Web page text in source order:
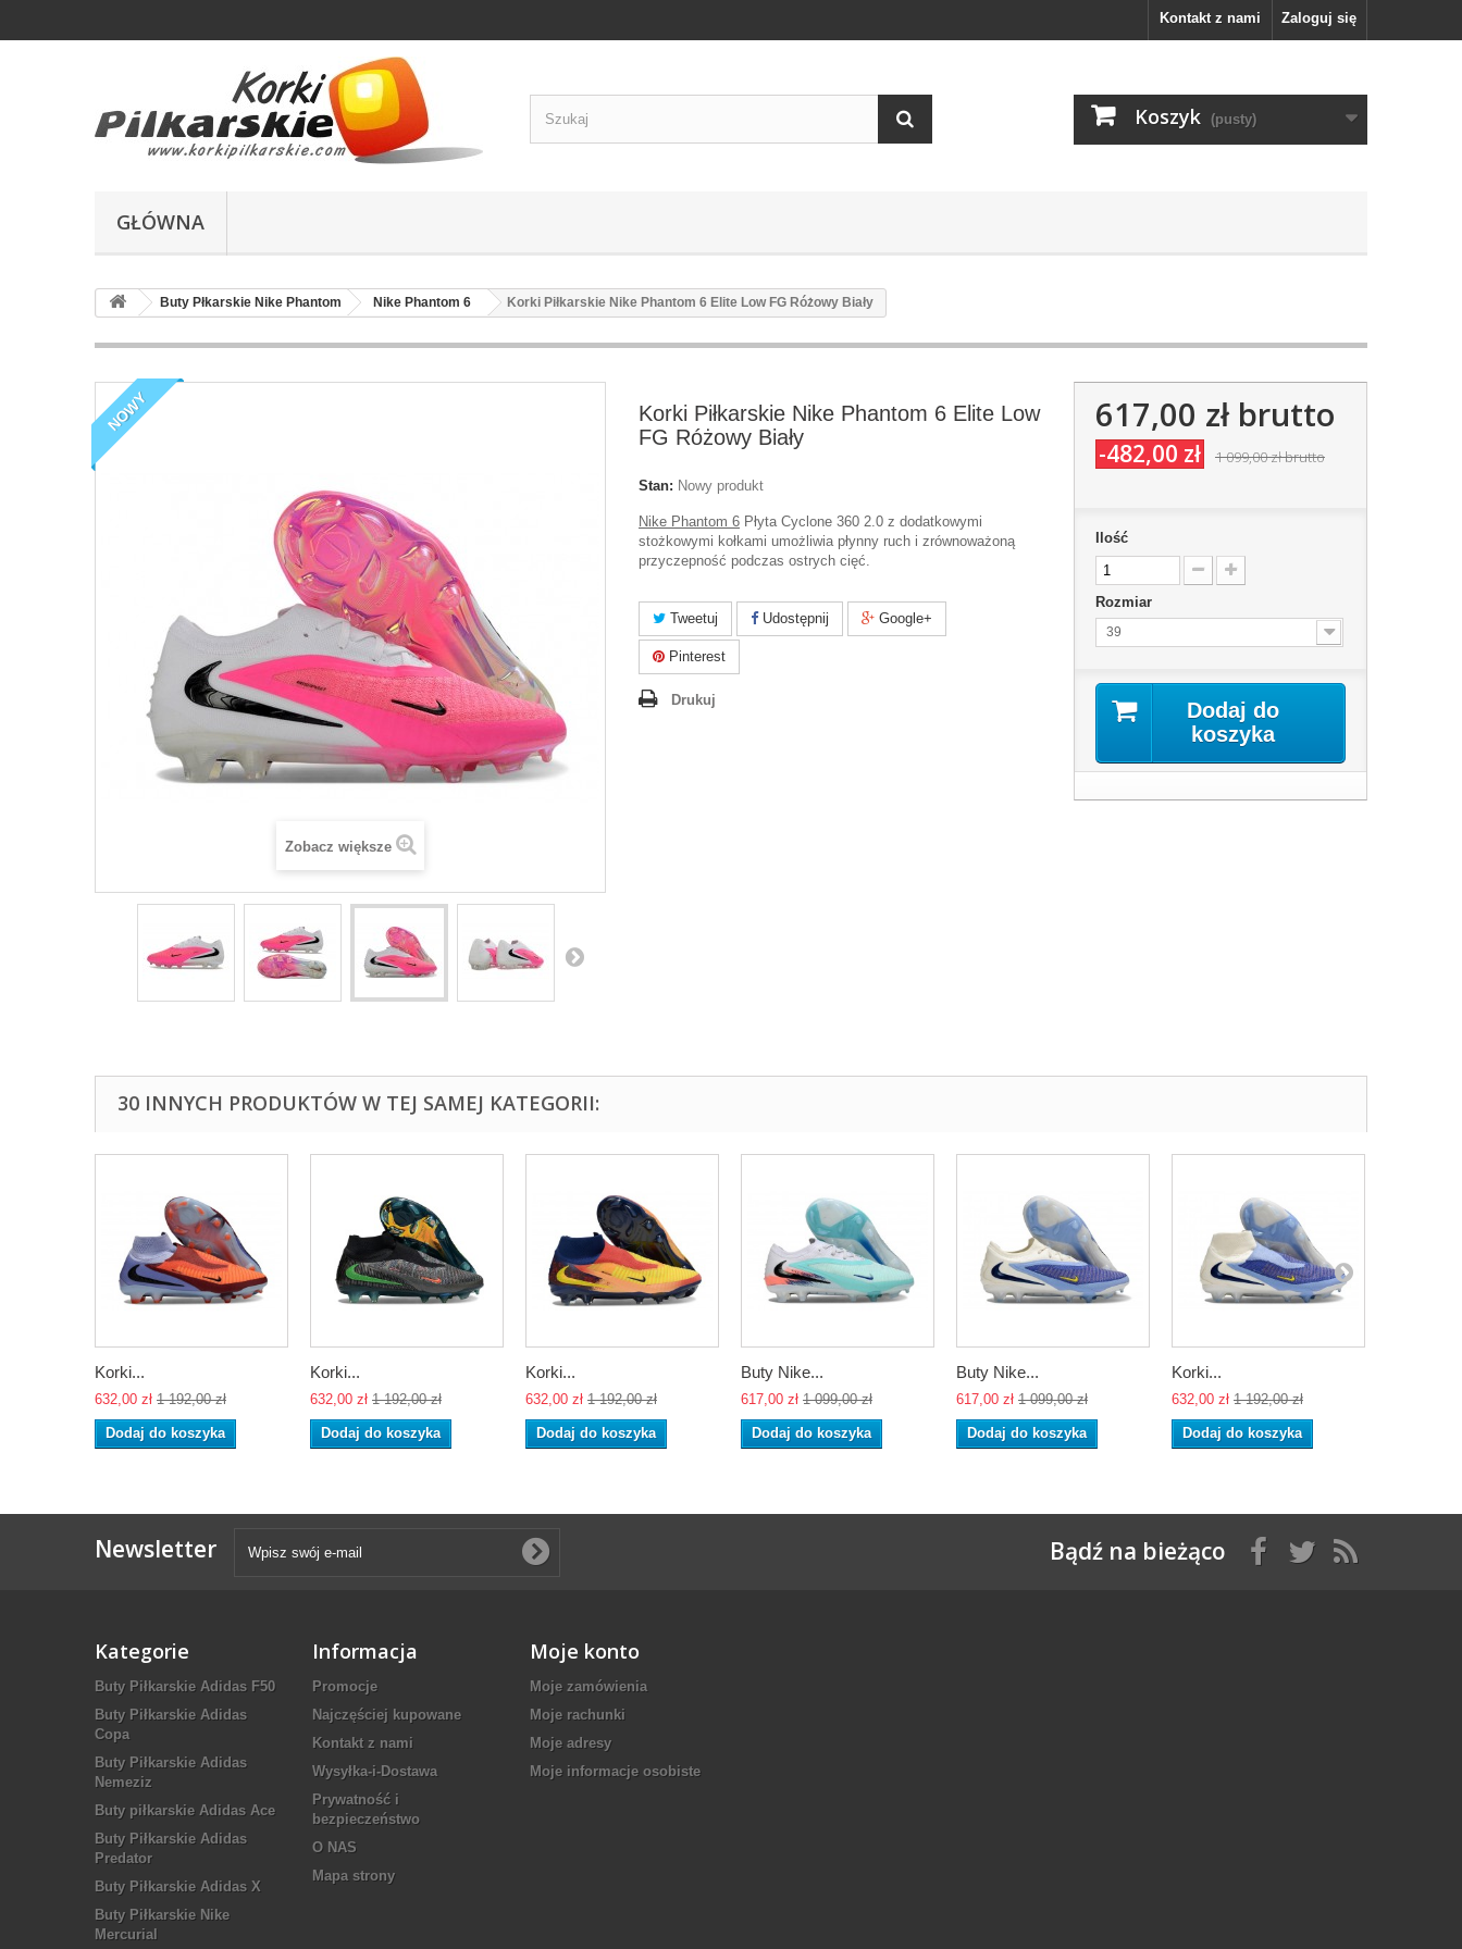
Zaloguj się
Kontakt z nami
Koszyk (pusty)
GŁÓWNA
Buty Płkarskie Nike Phantom Nike Phantom 6 Korki Piłkarskie Nike Phantom 6 Elite Low FG Różowy Biały
NOWY
Zobacz większe
Korki Piłkarskie Nike Phantom 6 Elite Low
FG Różowy Biały
Stan: Nowy produkt
Nike Phantom 6 Płyta Cyclone 360 2.0 z dodatkowymi
stożkowymi kołkami umożliwia płynny ruch i zrównoważoną
przyczepność podczas ostrych cięć.
Tweetuj Udostępnij Google+
Pinterest
Drukuj
617,00 złbrutto
-482,00 zł 1 099,00 złbrutto
Ilość
Rozmiar
39
Dodaj do
koszyka
30 INNYCH PRODUKTÓW W TEJ SAMEJ KATEGORII:
Korki...
632,00 zł 1 192,00 zł
Dodaj do koszyka
Korki...
632,00 zł 1 192,00 zł
Dodaj do koszyka
Korki...
632,00 zł 1 192,00 zł
Dodaj do koszyka
Buty Nike...
617,00 zł 1 099,00 zł
Dodaj do koszyka
Buty Nike...
617,00 zł 1 099,00 zł
Dodaj do koszyka
Korki...
632,00 zł 1 192,00 zł
Dodaj do koszyka
Newsletter Bądź na bieżąco
Kategorie
Buty Piłkarskie Adidas F50
Buty Piłkarskie Adidas
Copa
Buty Piłkarskie Adidas
Nemeziz
Buty piłkarskie Adidas Ace
Buty Piłkarskie Adidas
Predator
Buty Piłkarskie Adidas X
Buty Piłkarskie Nike
Mercurial
Informacja
Promocje
Najczęściej kupowane
Kontakt z nami
Wysyłka-i-Dostawa
Prywatność i
bezpieczeństwo
O NAS
Mapa strony
Moje konto
Moje zamówienia
Moje rachunki
Moje adresy
Moje informacje osobiste